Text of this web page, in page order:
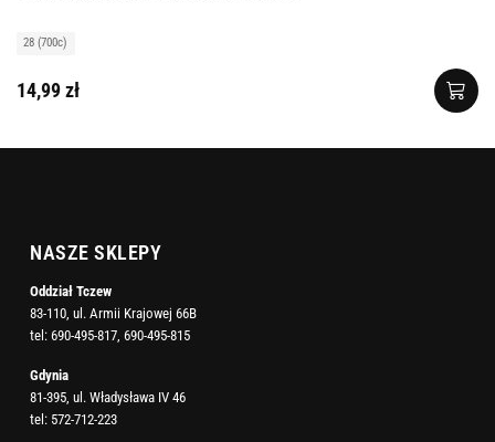
28 (700c)
14,99 zł
NASZE SKLEPY
Oddział Tczew
83-110, ul. Armii Krajowej 66B
tel: 690-495-817 690-495-815
Gdynia
81-395, ul. Władysława IV 46
tel: 572-712-223